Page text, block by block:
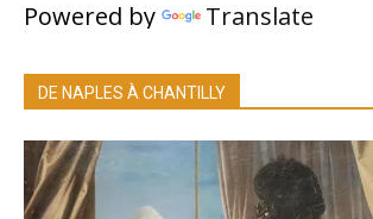
Powered by Translate
DE NAPLES À CHANTILLY